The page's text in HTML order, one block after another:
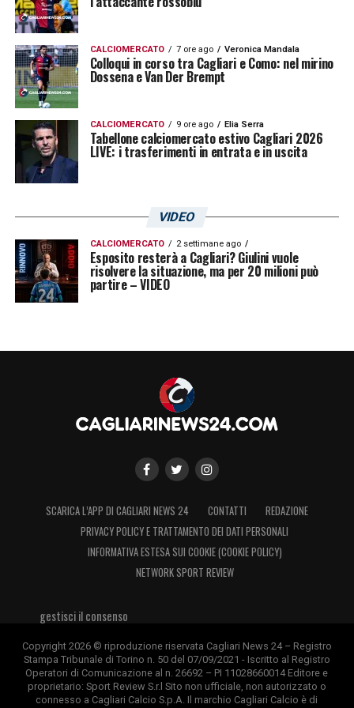
sugli esterni.
La sfida contro il Lecce rappresenta uno
snodo cruciale del campionato. Gestire al
meglio le energie e le condizioni fisiche
sarà determinante per affrontare il finale
di stagione con la giusta continuità.
CALCIOMERCATO 7 ore ago Veronica Mandala
Colloqui in corso tra Cagliari e Como: nel mirino
Dossena e Van Der Brempt
CALCIOMERCATO 9 ore ago Elia Serra
Tabellone calciomercato estivo Cagliari 2026
LIVE: i trasferimenti in entrata e in uscita
VIDEO
CALCIOMERCATO 2 settimane ago
Esposito resterà a Cagliari? Giulini vuole
risolvere la situazione, ma per 20 milioni può
partire – VIDEO
SCARICA L’APP DI CAGLIARI NEWS 24 CONTATTI
REDAZIONE
PRIVACY POLICY E TRATTAMENTO DEI DATI PERSONALI
INFORMATIVA ESTESA SUI COOKIE (COOKIE POLICY)
NETWORK SPORT REVIEW
gestisci il consenso
Copyright 2026 © riproduzione riservata Cagliari News 24 – Registro
Stampa Tribunale di Torino n. 50 del 07/09/2021 - Iscritto al Registro
Operatori di Comunicazione al n. 26692 – PI 11028660014 Editore e
proprietario: Sport Review S.r.l Sito non ufficiale, non autorizzato o
connesso a Cagliari Calcio S.p.A. Il marchio Cagliari Calcio è di